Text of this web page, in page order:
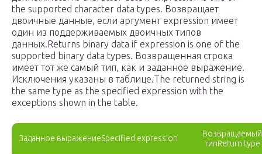
the supported character data types. Возвращает
двоичные данные, если аргумент expression имеет
один из поддерживаемых двоичных типов
данных.Returns binary data if expression is one of the
supported binary data types. Возвращенная строка
имеет тот же самый тип, как и заданное выражение.
Исключения указаны в таблице.The returned string is
the same type as the specified expression with the
exceptions shown in the table.
Заданное выражениеSpecified expression
Возвращаемый
типReturn type